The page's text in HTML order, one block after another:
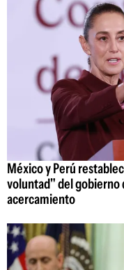
México y Perú
voluntad" del gobierno
acercamiento